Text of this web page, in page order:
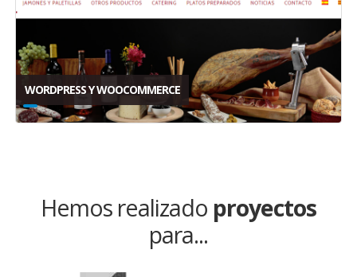
WORDPRESS Y WOOCOMMERCE
Hemos realizado proyectos
para...